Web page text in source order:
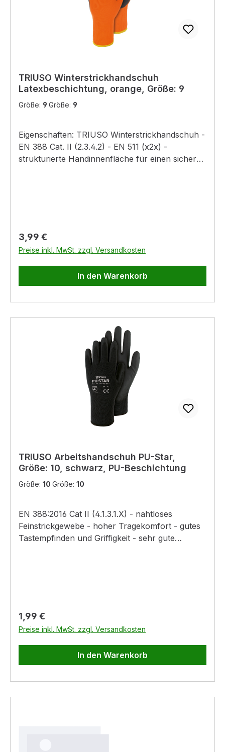
TRIUSO Winterstrickhandschuh
Latexbeschichtung, orange, Größe: 9
Größe: 9 Größe: 9
Eigenschaften: TRIUSO Winterstrickhandschuh -
EN 388 Cat. II (2.3.4.2) - EN 511 (x2x) -
strukturierte Handinnenfläche für einen sicheren
Regulärer Preis:
3,99 €
Preise inkl. MwSt. zzgl. Versandkosten
In den Warenkorb
TRIUSO Arbeitshandschuh PU-Star,
Größe: 10, schwarz, PU-Beschichtung
Größe: 10 Größe: 10
EN 388:2016 Cat II (4.1.3.1.X) - nahtloses
Feinstrickgewebe - hoher Tragekomfort - gutes
Tastempfinden und Griffigkeit - sehr gute
Regulärer Preis:
1,99 €
Preise inkl. MwSt. zzgl. Versandkosten
In den Warenkorb